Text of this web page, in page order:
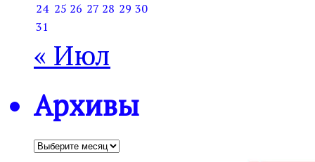
24 25 26 27 28 29 30
31
« Июл
Архивы
Архивы